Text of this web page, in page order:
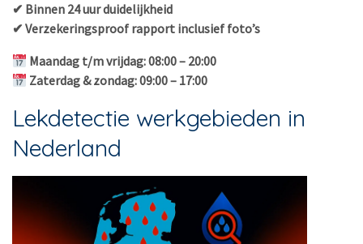
✔ Binnen 24 uur duidelijkheid
✔ Verzekeringsproof rapport inclusief foto’s
Maandag t/m vrijdag: 08:00 – 20:00
Zaterdag & zondag: 09:00 – 17:00
Lekdetectie werkgebieden in
Nederland